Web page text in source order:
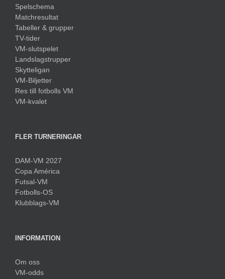
Spelschema
Matchresultat
Tabeller & grupper
TV-tider
VM-slutspelet
Landslagstrupper
Skytteligan
VM-Biljetter
Res till fotbolls VM
VM-kvalet
FLER TURNERINGAR
DAM-VM 2027
Copa América
Futsal-VM
Fotbolls-OS
Klubblags-VM
INFORMATION
Om oss
VM-odds